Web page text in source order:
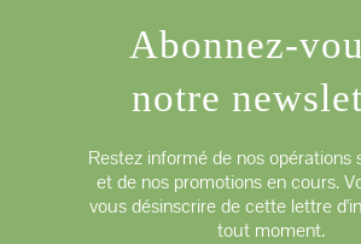
Abonnez-
notre
Restez informé de nos opérations
et de nos promotions en cours.
vous désinscrire de cette lettre
tout moment.